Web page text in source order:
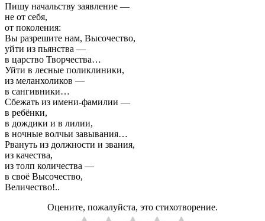
Пишу начальству заявление —
не от себя,
от поколения:
Вы разрешите нам, Высочество,
уйти из пьянства —
в царство Творчества…
Уйти в лесные поликлиники,
из меланхоликов —
в сангивники…
Сбежать из имени-фамилии —
в ребёнки,
в дождики и в лилии,
в ночные волчьи завывания…
Рвануть из должности и звания,
из качества,
из толп количества —
в своё Высочество,
Величество!..
Оцените, пожалуйста, это стихотворение.